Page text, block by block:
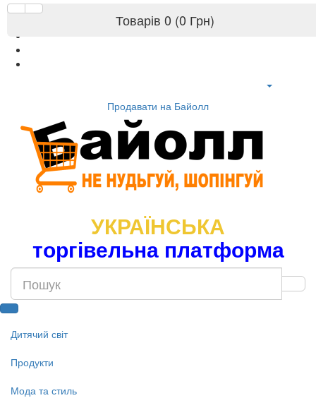
Продавати на Байолл
УКРАЇНСЬКА
торгівельна платформа
Товарів 0 (0 Грн)
Дитячий світ
Продукти
Мода та стиль